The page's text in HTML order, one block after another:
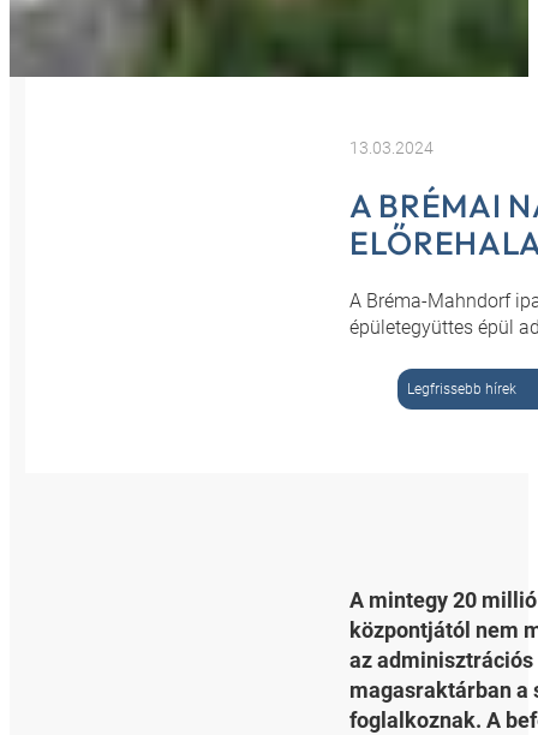
13.03.2024
A BRÉMAI
A Bréma-Mahndorf
épületegyüttes épül
Legfrissebb hírek
A mintegy 20
központjától nem
az
magasraktárban
foglalkoznak. A